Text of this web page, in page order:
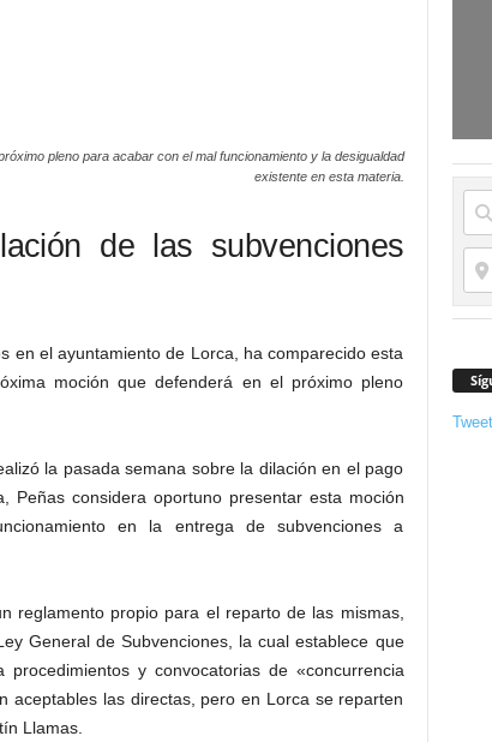
pleno para acabar con el mal funcionamiento y la desigualdad
existente en esta materia.
de las subvenciones
en el ayuntamiento de Lorca, ha comparecido esta
moción que defenderá en el próximo pleno
la pasada semana sobre la dilación en el pago
Peñas considera oportuno presentar esta moción
en la entrega de subvenciones a
reglamento propio para el reparto de las mismas,
General de Subvenciones, la cual establece que
y convocatorias de «concurrencia
aceptables las directas, pero en Lorca se reparten
Llamas.